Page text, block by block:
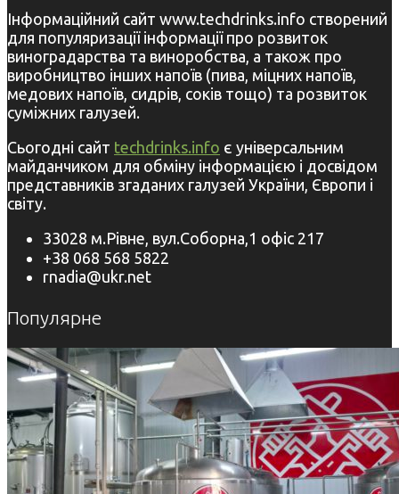
Інформаційний сайт www.techdrinks.info створений
для популяризації інформації про розвиток
виноградарства та виноробства, а також про
виробництво інших напоїв (пива, міцних напоїв,
медових напоїв, сидрів, соків тощо) та розвиток
суміжних галузей.
Сьогодні сайт techdrinks.info є універсальним
майданчиком для обміну інформацією і досвідом
представників згаданих галузей України, Європи і
світу.
33028 м.Рівне, вул.Соборна,1 офіс 217
+38 068 568 5822
rnadia@ukr.net
Популярне